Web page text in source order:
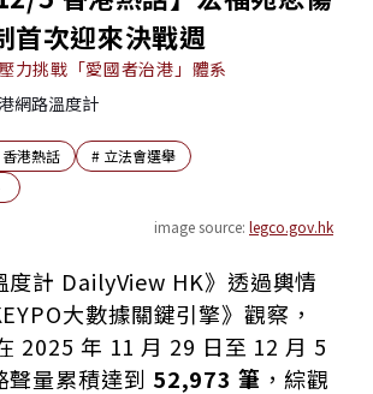
首次迎來決戰週
力挑戰「愛國者治港」體系
網路溫度計
香港熱話 # 立法會選舉
image source: legco.gov.hk
關鍵議題
考驗候選人應變力
營掀起政策比拼
「配票決勝」
度計 DailyView HK》透過輿情
大數據關鍵引擎》觀察，
2025 年 11 月 29 日至 12 月 5
聲量累積達到 52,973 筆 ，綜觀